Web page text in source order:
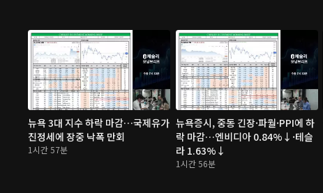
뉴욕 3대 지수 하락 마감…국제유가
진정세에 장중 낙폭 만회
1시간 57분
뉴욕증시, 중동 긴장·파월·PPI에 하
락 마감…엔비디아 0.84%↓·테슬
라 1.63%↓
1시간 56분